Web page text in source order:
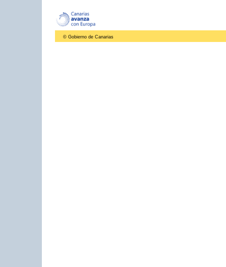
© Gobierno de Canarias